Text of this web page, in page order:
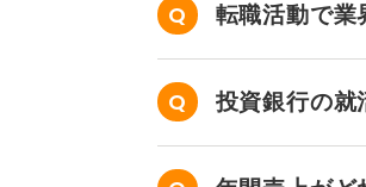
転職活動で業
投資銀行の就